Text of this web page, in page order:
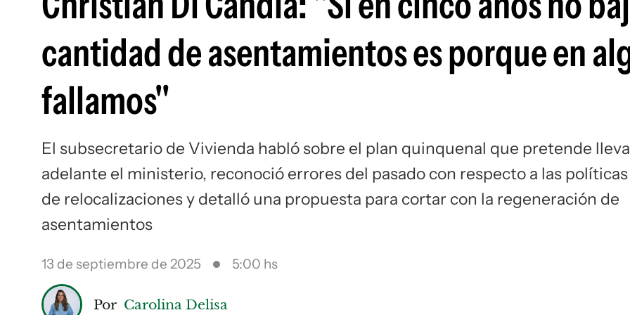
cantidad de asentamientos es porque en
fallamos"
El subsecretario de Vivienda habló sobre el plan quinquenal que pretende
adelante el ministerio, reconoció errores del pasado con respecto a las políticas
de relocalizaciones y detalló una propuesta para cortar con la regeneración de
asentamientos
13 de septiembre de 2025 5:00 hs
Por Carolina Delisa